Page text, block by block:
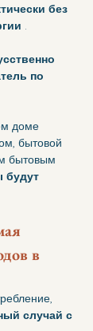
без
.
по
доме
бытовой
бытовым
будут
в
случай с